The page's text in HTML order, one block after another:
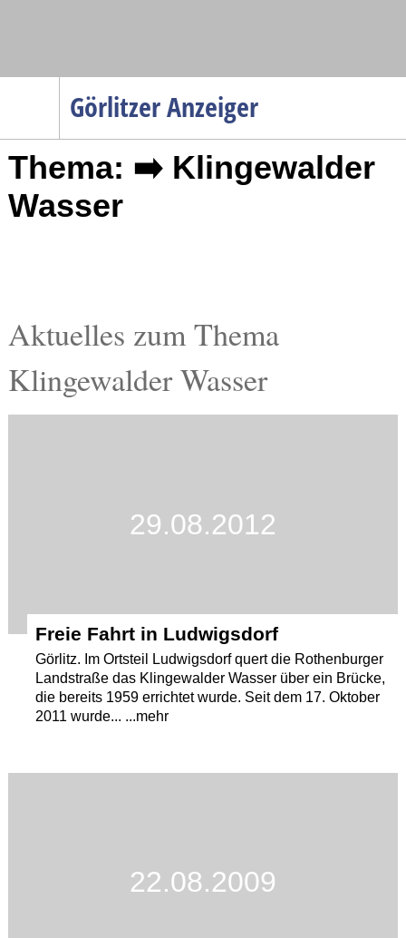
Görlitzer Anzeiger
Menüpunkte
Startseite
Gesellschaft
Gesundheit
Kultur
Thema: ➡️ Klingewalder
Wasser
Aktuelles zum Thema
Klingewalder Wasser
29.08.2012
Freie Fahrt in Ludwigsdorf
Görlitz. Im Ortsteil Ludwigsdorf quert die Rothenburger
Landstraße das Klingewalder Wasser über ein Brücke,
die bereits 1959 errichtet wurde. Seit dem 17. Oktober
2011 wurde... ...mehr
22.08.2009